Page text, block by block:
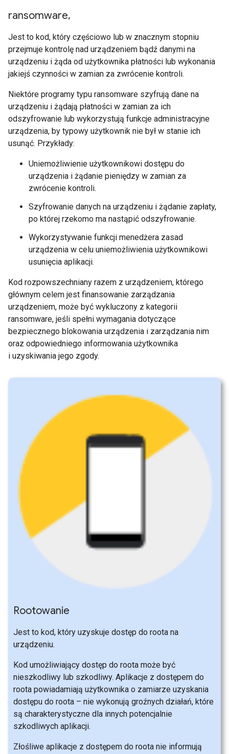
ransomware,
Jest to kod, który częściowo lub w znacznym stopniu
przejmuje kontrolę nad urządzeniem bądź danymi na
urządzeniu i żąda od użytkownika płatności lub wykonania
jakiejś czynności w zamian za zwrócenie kontroli.
Niektóre programy typu ransomware szyfrują dane na
urządzeniu i żądają płatności w zamian za ich
odszyfrowanie lub wykorzystują funkcje administracyjne
urządzenia, by typowy użytkownik nie był w stanie ich
usunąć. Przykłady:
Uniemożliwienie użytkownikowi dostępu do
urządzenia i żądanie pieniędzy w zamian za
zwrócenie kontroli.
Szyfrowanie danych na urządzeniu i żądanie zapłaty,
po której rzekomo ma nastąpić odszyfrowanie.
Wykorzystywanie funkcji menedżera zasad
urządzenia w celu uniemożliwienia użytkownikowi
usunięcia aplikacji.
Kod rozpowszechniany razem z urządzeniem, którego
głównym celem jest finansowanie zarządzania
urządzeniem, może być wykluczony z kategorii
ransomware, jeśli spełni wymagania dotyczące
bezpiecznego blokowania urządzenia i zarządzania nim
oraz odpowiedniego informowania użytkownika
i uzyskiwania jego zgody.
Rootowanie
Jest to kod, który uzyskuje dostęp do roota na
urządzeniu.
Kod umożliwiający dostęp do roota może być
nieszkodliwy lub szkodliwy. Aplikacje z dostępem do
roota powiadamiają użytkownika o zamiarze uzyskania
dostępu do roota – nie wykonują groźnych działań, które
są charakterystyczne dla innych potencjalnie
szkodliwych aplikacji.
Złośliwe aplikacje z dostępem do roota nie informują